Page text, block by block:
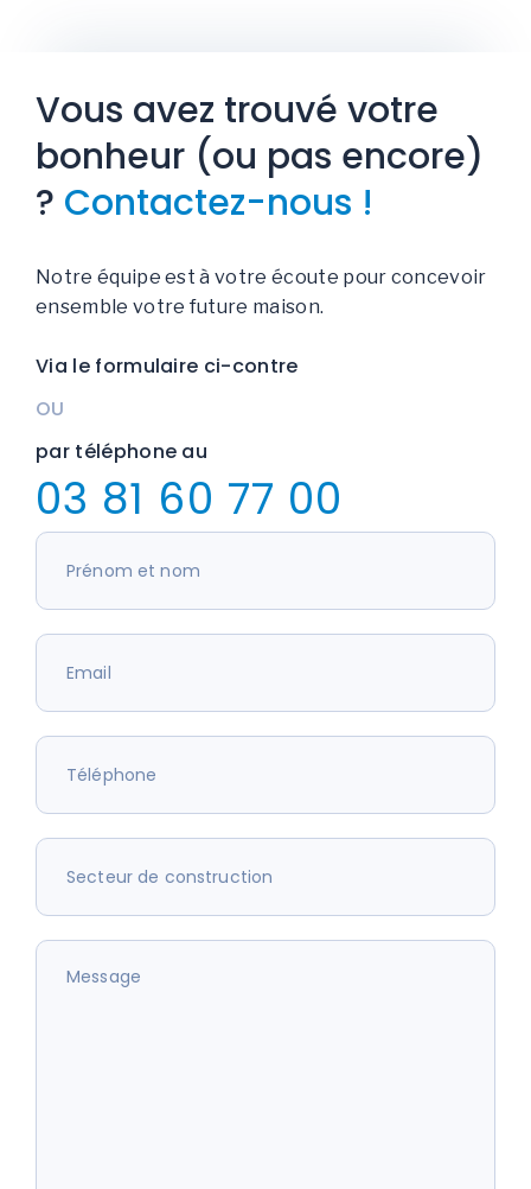
Vous avez trouvé votre
bonheur (ou pas encore)
? Contactez-nous !
Notre équipe est à votre écoute pour concevoir
ensemble votre future maison.
Via le formulaire ci-contre
OU
par téléphone au
03 81 60 77 00